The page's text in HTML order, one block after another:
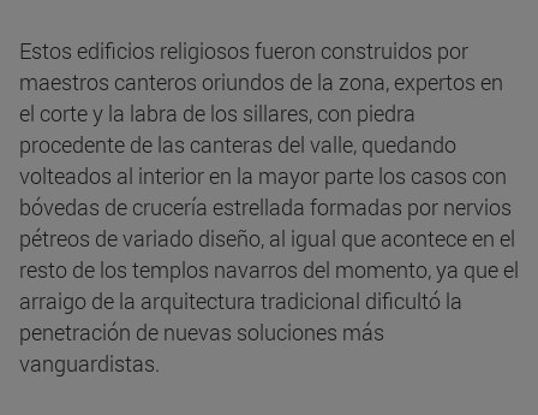
Estos edificios religiosos fueron construidos por
maestros canteros oriundos de la zona, expertos en
el corte y la labra de los sillares, con piedra
procedente de las canteras del valle, quedando
volteados al interior en la mayor parte los casos con
bóvedas de crucería estrellada formadas por nervios
pétreos de variado diseño, al igual que acontece en el
resto de los templos navarros del momento, ya que el
arraigo de la arquitectura tradicional dificultó la
penetración de nuevas soluciones más
vanguardistas.